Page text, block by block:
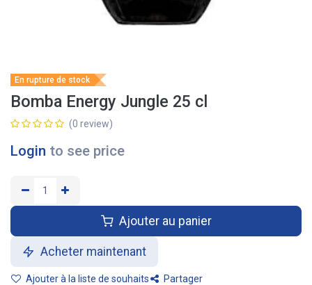
En rupture de stock
Bomba Energy Jungle 25 cl
(0 review)
Login to see price
Ajouter au panier
Acheter maintenant
Ajouter à la liste de souhaits Partager